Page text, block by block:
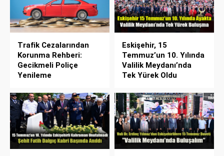
Trafik Cezalarından
Korunma Rehberi:
Gecikmeli Poliçe
Yenileme
Eskişehir, 15
Temmuz’un 10. Yılında
Valilik Meydanı’nda
Tek Yürek Oldu